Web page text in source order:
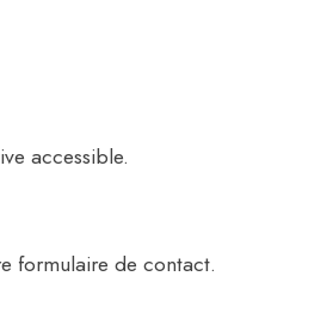
accessible.
formulaire de contact.